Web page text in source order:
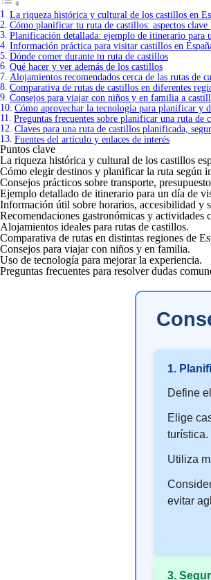
La riqueza histórica y cultural de los castillos en
Cómo planificar tu ruta de castillos: aspectos
Planificación detallada: ejemplo de itinerario para
Información práctica para visitar castillos en
Dónde comer durante tu ruta de castillos
Qué hacer y ver además de los castillos
Alojamientos recomendados cerca de las rutas de
Comparativa de rutas de castillos en diferentes
Consejos para viajar con niños y en familia a
Cómo aprovechar la tecnología para planificar y
Preguntas frecuentes sobre planificar una ruta de
Claves para una ruta de castillos planificada,
Fuentes del artículo y enlaces de interés
Puntos clave
La riqueza histórica y cultural de los castillos
Cómo elegir destinos y planificar la ruta según
Consejos prácticos sobre transporte,
Ejemplo detallado de itinerario para un día de
Información útil sobre horarios, accesibilidad y
Recomendaciones gastronómicas y actividades
Alojamientos ideales para rutas de castillos.
Comparativa de rutas en distintas regiones de
Consejos para viajar con niños y en familia.
Uso de tecnología para mejorar la experiencia.
Preguntas frecuentes para resolver dudas
1.
Define
Elige
turística.
Utiliza
evitar
3.